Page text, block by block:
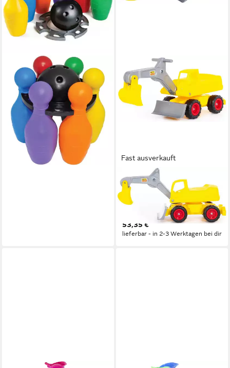
WADER QUALITY TOYS
Bowlingball Wader Kinder
Kegelspiel Bowlingspiel Set
Wurfspiel Höhe von 31 cm, 6
26,99 €
lieferbar - in 2-3 Werktagen bei dir
Fast ausverkauft
WADER QUALITY TOYS
Spielzeug-Aufsitzbagger
MEGA-Bagger Sitzbagger bis
80 kg 84 cm
53,35 €
lieferbar - in 2-3 Werktagen bei dir